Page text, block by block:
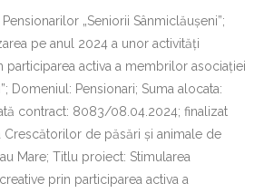
„Seniorii Sânmiclăușeni”;
pe anul 2024 a unor activități
participarea activa a membrilor asociației
Domeniul: Pensionari; Suma alocata:
contract: 8083/08.04.2024; finalizat
Crescătorilor de păsări și animale de
Mare; Titlu proiect: Stimularea
prin participarea activa a